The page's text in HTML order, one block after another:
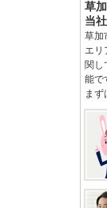
草
当
草加
エリ
関し
能で
まず